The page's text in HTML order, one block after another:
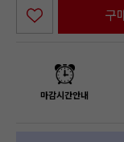
구
마감시간안내